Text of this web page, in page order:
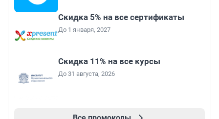
Скидка 5% на все сертификаты
До 1 января, 2027
Скидка 11% на все курсы
До 31 августа, 2026